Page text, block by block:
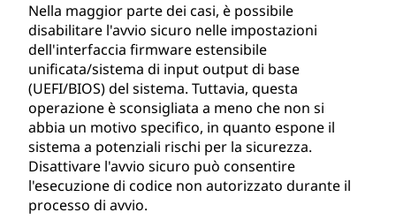
Nella maggior parte dei casi, è possibile
disabilitare l'avvio sicuro nelle impostazioni
dell'interfaccia firmware estensibile
unificata/sistema di input output di base
(UEFI/BIOS) del sistema. Tuttavia, questa
operazione è sconsigliata a meno che non si
abbia un motivo specifico, in quanto espone il
sistema a potenziali rischi per la sicurezza.
Disattivare l'avvio sicuro può consentire
l'esecuzione di codice non autorizzato durante il
processo di avvio.